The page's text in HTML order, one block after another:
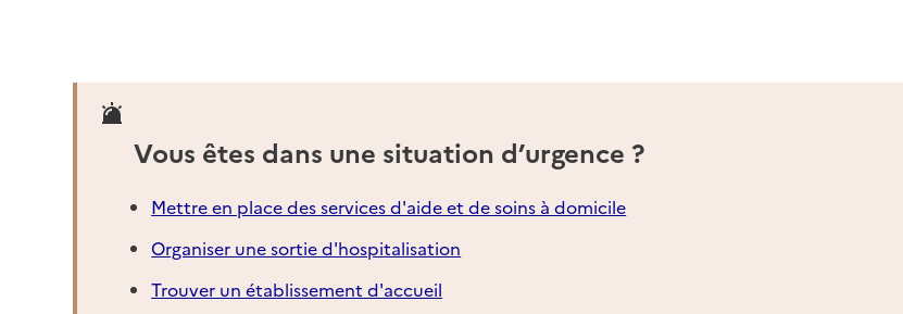
Vous êtes dans une situation d’urgence ?
Mettre en place des services d'aide et de soins à domicile
Organiser une sortie d'hospitalisation
Trouver un établissement d'accueil